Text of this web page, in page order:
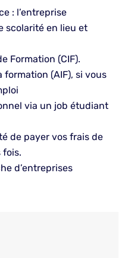
: l’entreprise
scolarité en lieu et
Formation (CIF).
formation (AIF), si vous
via un job étudiant
de payer vos frais de
fois.
d’entreprises